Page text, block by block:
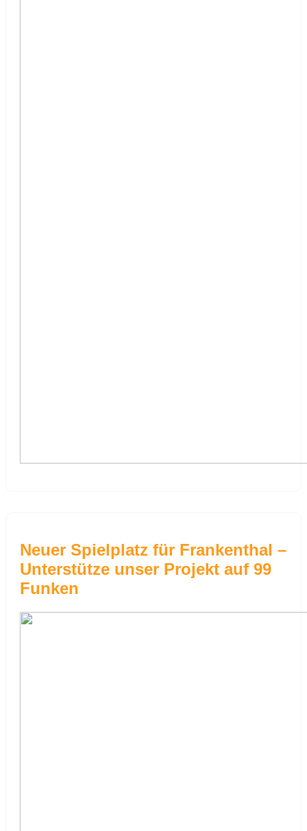
Neuer Spielplatz für Frankenthal –
Unterstütze unser Projekt auf 99
Funken